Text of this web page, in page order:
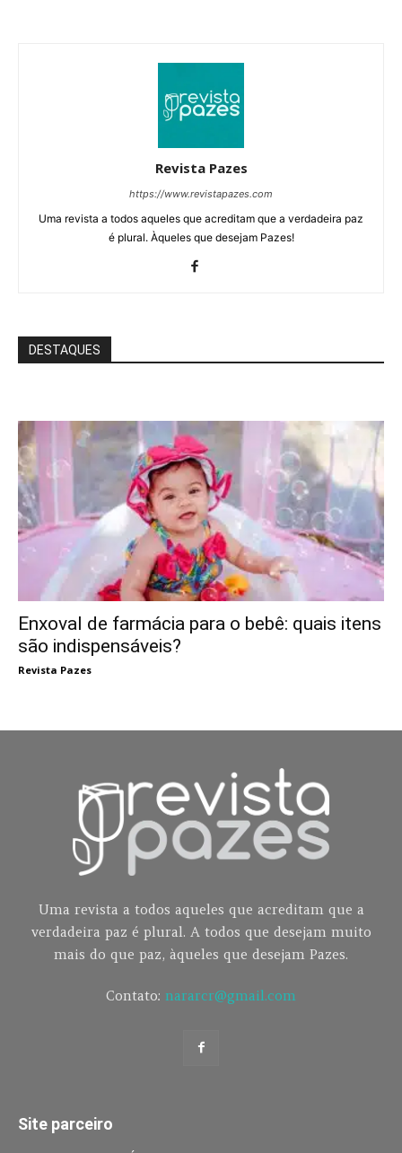
Revista Pazes
https://www.revistapazes.com
Uma revista a todos aqueles que acreditam que a verdadeira paz
é plural. Àqueles que desejam Pazes!
DESTAQUES
Enxoval de farmácia para o bebê: quais itens
são indispensáveis?
Revista Pazes
Uma revista a todos aqueles que acreditam que a
verdadeira paz é plural. A todos que desejam muito
mais do que paz, àqueles que desejam Pazes.
Contato: nararcr@gmail.com
Site parceiro